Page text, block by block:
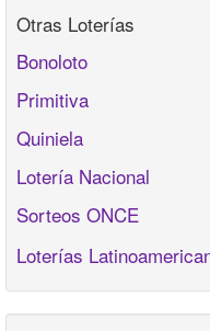
Otras Loterías
Bonoloto
Primitiva
Quiniela
Lotería Nacional
Sorteos ONCE
Loterías